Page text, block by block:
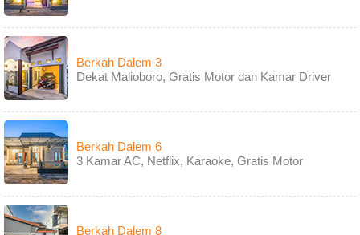
Berkah Dalem 3
Dekat Malioboro, Gratis Motor dan Kamar Driver
Berkah Dalem 6
3 Kamar AC, Netflix, Karaoke, Gratis Motor
Berkah Dalem 8